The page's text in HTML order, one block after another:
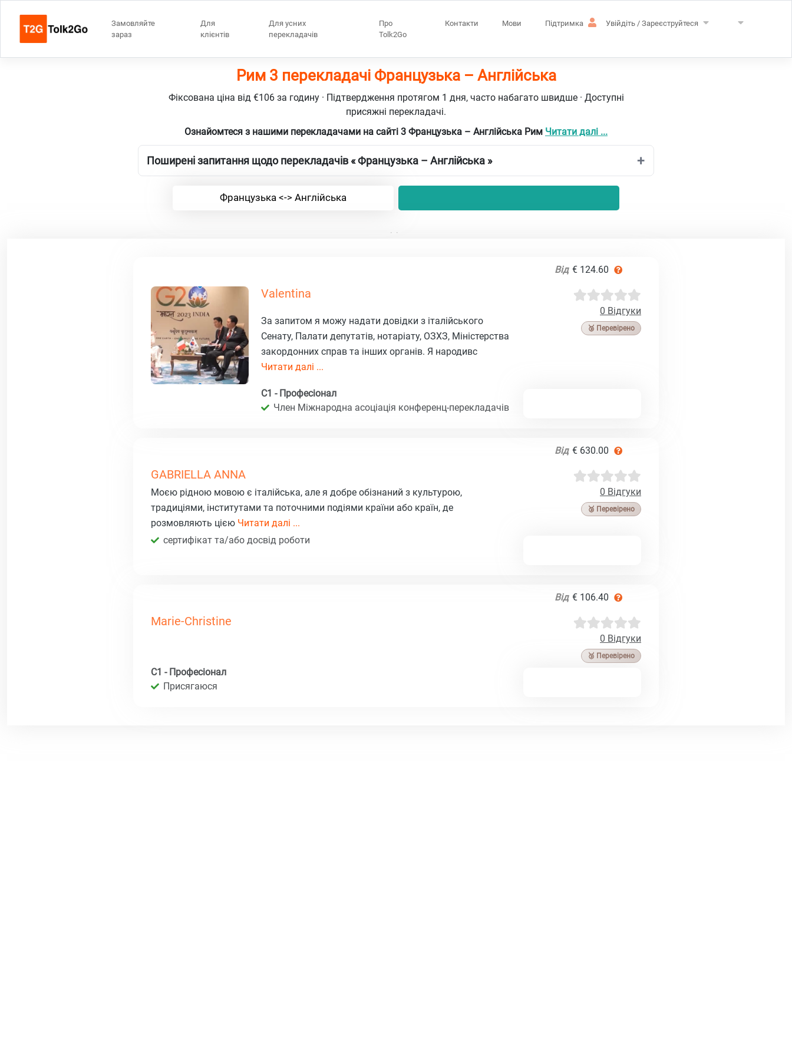
Замовляйте
зараз
Для
клієнтів
Для усних
перекладачів
Про
Tolk2Go
Контакти Мови Підтримка Увійдіть / Зареєструйтеся
Рим 3 перекладачі Французька – Англійська
Фіксована ціна від €106 за годину · Підтвердження протягом 1 дня, часто набагато швидше · Доступні
присяжні перекладачі.
Ознайомтеся з нашими перекладачами на сайті 3 Французька – Англійська Рим Читати далі ...
Поширені запитання щодо перекладачів « Французька – Англійська »
Французька <-> Англійська
Від € 124.60
Valentina
0 Відгуки
🥉 Перевірено
За запитом я можу надати довідки з італійського
Сенату, Палати депутатів, нотаріату, ОЗХЗ, Міністерства
закордонних справ та інших органів. Я народивс
Читати далі ...
C1 - Професіонал
Член Міжнародна асоціація конференц-перекладачів
Від € 630.00
GABRIELLA ANNA
0 Відгуки
🥉 Перевірено
Моєю рідною мовою є італійська, але я добре обізнаний з культурою,
традиціями, інститутами та поточними подіями країни або країн, де
розмовляють цією Читати далі ...
сертифікат та/або досвід роботи
Від € 106.40
Marie-Christine
0 Відгуки
🥉 Перевірено
C1 - Професіонал
Присягаюся